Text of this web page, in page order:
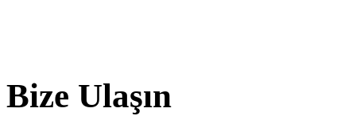
Bize Ulaşın